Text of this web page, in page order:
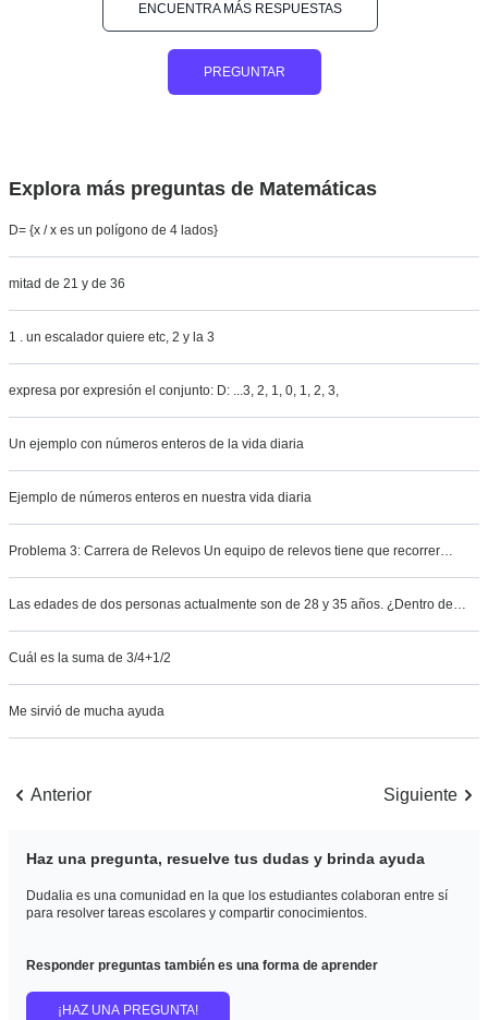
ENCUENTRA MÁS RESPUESTAS
PREGUNTAR
Explora más preguntas de Matemáticas
D= {x / x es un polígono de 4 lados}
mitad de 21 y de 36
1 . un escalador quiere etc, 2 y la 3
expresa por expresión el conjunto: D: ...3, 2, 1, 0, 1, 2, 3,
Un ejemplo con números enteros de la vida diaria
Ejemplo de números enteros en nuestra vida diaria
Problema 3: Carrera de Relevos Un equipo de relevos tiene que recorrer…
Las edades de dos personas actualmente son de 28 y 35 años. ¿Dentro de…
Cuál es la suma de 3/4+1/2
Me sirvió de mucha ayuda
Anterior Siguiente
Haz una pregunta, resuelve tus dudas y brinda ayuda
Dudalia es una comunidad en la que los estudiantes colaboran entre sí
para resolver tareas escolares y compartir conocimientos.
Responder preguntas también es una forma de aprender
¡HAZ UNA PREGUNTA!